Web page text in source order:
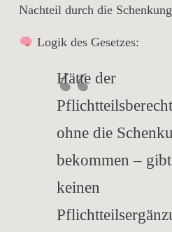
Nachteil durch die
Logik des Gesetzes:
Hätte der
ohne die
bekommen – gibt
keinen